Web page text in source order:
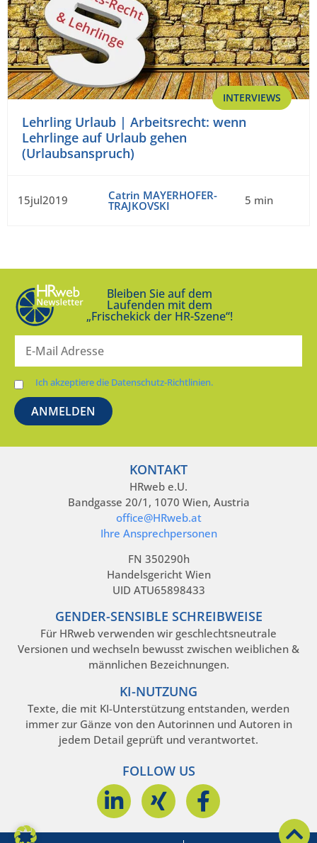
INTERVIEWS
Lehrling Urlaub | Arbeitsrecht: wenn
Lehrlinge auf Urlaub gehen
(Urlaubsanspruch)
15jul2019 Catrin MAYERHOFER-
TRAJKOVSKI 5 min
Bleiben Sie auf dem
Laufenden mit dem
„Frischekick der HR-Szene“!
Ich akzeptiere die Datenschutz-Richtlinien.
KONTAKT
HRweb e.U.
Bandgasse 20/1, 1070 Wien, Austria
office@HRweb.at
Ihre Ansprechpersonen
FN 350290h
Handelsgericht Wien
UID ATU65898433
GENDER-SENSIBLE SCHREIBWEISE
Für HRweb verwenden wir geschlechtsneutrale
Versionen und wechseln bewusst zwischen weiblichen &
männlichen Bezeichnungen.
KI-NUTZUNG
Texte, die mit KI-Unterstützung entstanden, werden
immer zur Gänze von den Autorinnen und Autoren in
jedem Detail geprüft und verantwortet.
FOLLOW US